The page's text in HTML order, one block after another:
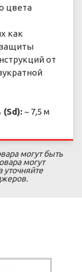
цвета
как
защиты
от
(Sd):~ 7,5 м
могут быть
могут
уточняйте